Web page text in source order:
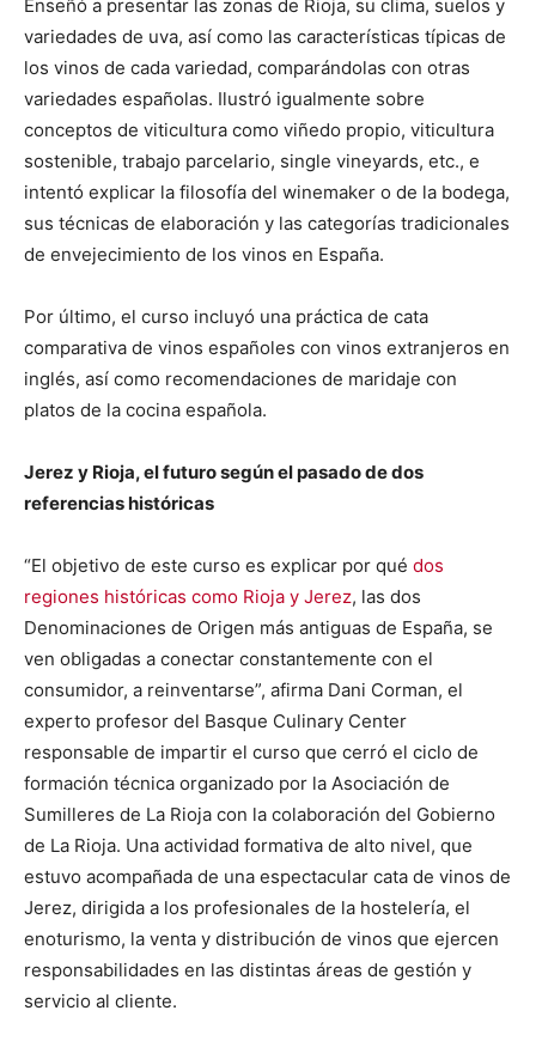
Enseñó a presentar las zonas de Rioja, su clima, suelos y
variedades de uva, así como las características típicas de
los vinos de cada variedad, comparándolas con otras
variedades españolas. Ilustró igualmente sobre
conceptos de viticultura como viñedo propio, viticultura
sostenible, trabajo parcelario, single vineyards, etc., e
intentó explicar la filosofía del winemaker o de la bodega,
sus técnicas de elaboración y las categorías tradicionales
de envejecimiento de los vinos en España.
Por último, el curso incluyó una práctica de cata
comparativa de vinos españoles con vinos extranjeros en
inglés, así como recomendaciones de maridaje con
platos de la cocina española.
Jerez y Rioja, el futuro según el pasado de dos
referencias históricas
“El objetivo de este curso es explicar por qué dos
regiones históricas como Rioja y Jerez, las dos
Denominaciones de Origen más antiguas de España, se
ven obligadas a conectar constantemente con el
consumidor, a reinventarse”, afirma Dani Corman, el
experto profesor del Basque Culinary Center
responsable de impartir el curso que cerró el ciclo de
formación técnica organizado por la Asociación de
Sumilleres de La Rioja con la colaboración del Gobierno
de La Rioja. Una actividad formativa de alto nivel, que
estuvo acompañada de una espectacular cata de vinos de
Jerez, dirigida a los profesionales de la hostelería, el
enoturismo, la venta y distribución de vinos que ejercen
responsabilidades en las distintas áreas de gestión y
servicio al cliente.